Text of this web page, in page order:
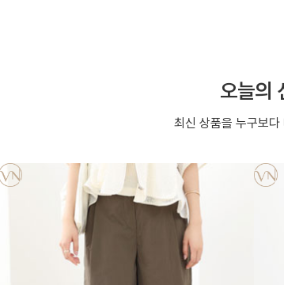
오늘의
최신 상품을 누구보